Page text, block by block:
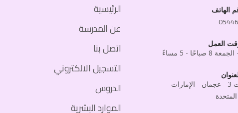
الهاتف
العمل
8 صباحًا - 5 مساءً
المويهات 3 - عجمان - الإمارات
الرئيسية
عن المدرسة
اتصل بنا
التسجيل الالكتروني
الدروس
الموارد البشرية